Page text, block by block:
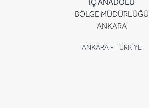
İÇ ANADOLU
BÖLGE MÜDÜRLÜĞÜ
ANKARA
ANKARA - TÜRKİYE